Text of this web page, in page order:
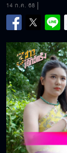
14 ก.ค. 68